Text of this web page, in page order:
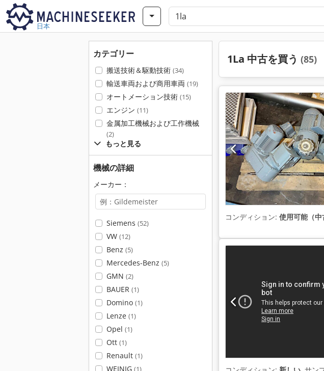
日本
カテゴリー
搬送技術＆駆動技術 (34)
輸送車両および商用車両 (19)
オートメーション技術 (15)
エンジン (11)
金属加工機械および工作機械
(2)
もっと見る
機械の詳細
メーカー：
Siemens (52)
VW (12)
Benz (5)
Mercedes-Benz (5)
GMN (2)
BAUER (1)
Domino (1)
Lenze (1)
Opel (1)
Ott (1)
Renault (1)
WEINIG (1)
1La 中古を買う (85)
コンディション: 使用可能（中